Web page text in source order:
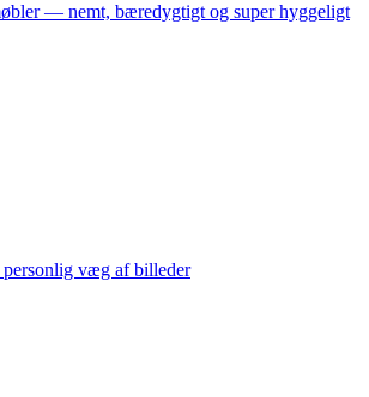
— nemt, bæredygtigt og super hyggeligt
væg af billeder